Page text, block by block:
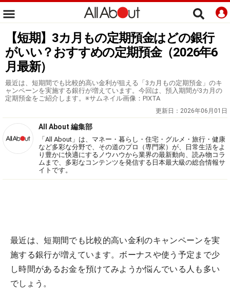
【短期】3カ月もの定期預金はどの銀行
がいい？おすすめの定期預金（2026年6
月最新）
最近は、短期間でも比較的高い金利が狙える「3カ月もの定期預金」のキ
ャンペーンを実施する銀行が増えています。今回は、預入期間が3カ月の
定期預金をご紹介します。※サムネイル画像：PIXTA
更新日： 2026年06月01日
All About 編集部
「All About」は、マネー・暮らし・住宅・グルメ・旅行・健康
など多彩な分野で、その道のプロ（専門家）が、日常生活をよ
り豊かに快適にするノウハウから業界の最新動向、読み物コラ
ムまで、多彩なコンテンツを発信する日本最大級の総合情報サ
イトです。
最近は、短期間でも比較的高い金利のキャンペーンを実
施する銀行が増えています。ボーナスや使う予定まで少
し時間があるお金を預けてみようか悩んでいる人も多い
でしょう。